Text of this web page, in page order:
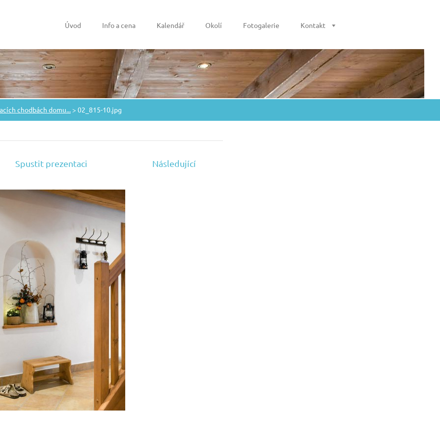
Úvod Info a cena Kalendář Okolí Fotogalerie Kontakt
chodbách domu... > 02_815-10.jpg
Spustit prezentaci Následující